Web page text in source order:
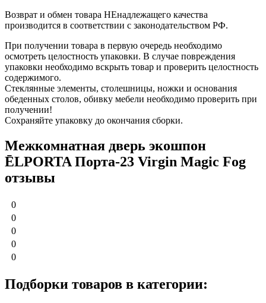
Возврат и обмен товара НЕнадлежащего качества
производится в соответствии с законодательством РФ.
При получении товара в первую очередь необходимо
осмотреть целостность упаковки. В случае повреждения
упаковки необходимо вскрыть товар и проверить целостность
содержимого.
Стеклянные элементы, столешницы, ножки и основания
обеденных столов, обивку мебели необходимо проверить при
получении!
Сохраняйте упаковку до окончания сборки.
Межкомнатная дверь экошпон
ĒLPORTA Порта-23 Virgin Magic Fog
отзывы
0
0
0
0
0
Подборки товаров в категории: